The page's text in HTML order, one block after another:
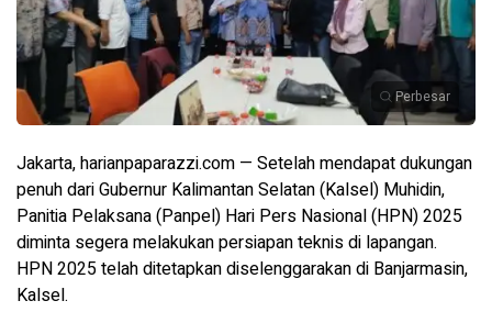
Perbesar
Jakarta, harianpaparazzi.com — Setelah mendapat dukungan
penuh dari Gubernur Kalimantan Selatan (Kalsel) Muhidin,
Panitia Pelaksana (Panpel) Hari Pers Nasional (HPN) 2025
diminta segera melakukan persiapan teknis di lapangan.
HPN 2025 telah ditetapkan diselenggarakan di Banjarmasin,
Kalsel.